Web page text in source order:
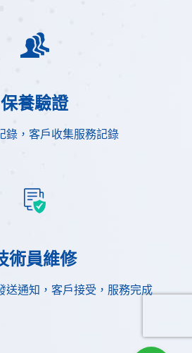
保養驗證
錄，客戶收集服務記錄
術員維修
送通知，客戶接受，服務完成